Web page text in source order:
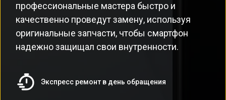
профессиональные мастера быстро и
качественно проведут замену, используя
оригинальные запчасти, чтобы смартфон
надежно защищал свои внутренности.
Экспресс ремонт в день обращения